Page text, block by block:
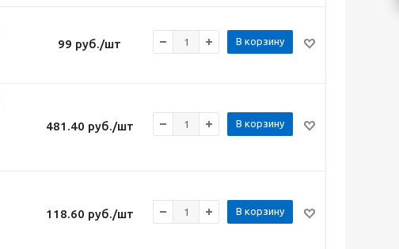
99 руб./шт В корзину
481.40 руб./шт В корзину
118.60 руб./шт В корзину